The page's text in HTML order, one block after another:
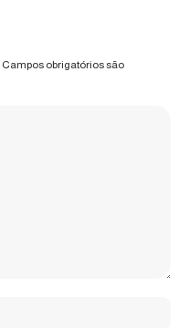
Campos obrigatórios são